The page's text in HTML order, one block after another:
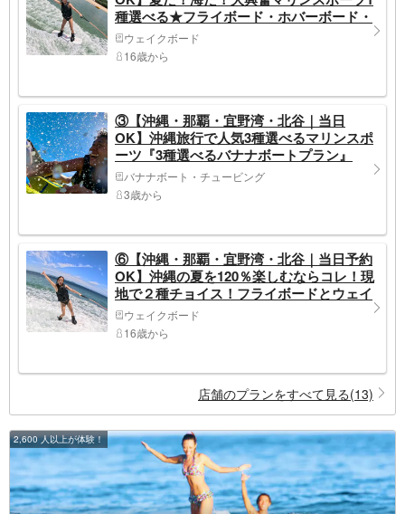
種選べる★フライボード・ホバーボード・
ウェイクボード体験♪
ウェイクボード
16歳から
③【沖縄・那覇・宜野湾・北谷｜当日
OK】沖縄旅行で人気3種選べるマリンスポ
ーツ『3種選べるバナナボートプラン』
GoPro無料・撮影データ即日お渡し！
バナナボート・チュービング
3歳から
⑥【沖縄・那覇・宜野湾・北谷｜当日予約
OK】沖縄の夏を120％楽しむならコレ！現
地で２種チョイス！フライボードとウェイ
クボードが両方楽しめる体験プラン♪
ウェイクボード
16歳から
店舗のプランをすべて見る(13)
2,600 人以上が体験！